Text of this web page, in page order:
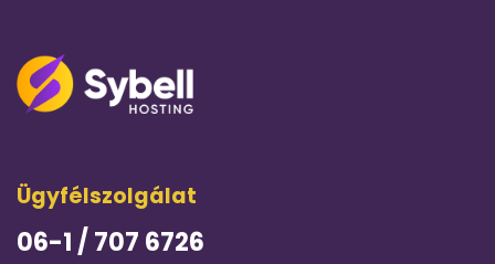
Ügyfélszolgálat
06-1 / 707 6726